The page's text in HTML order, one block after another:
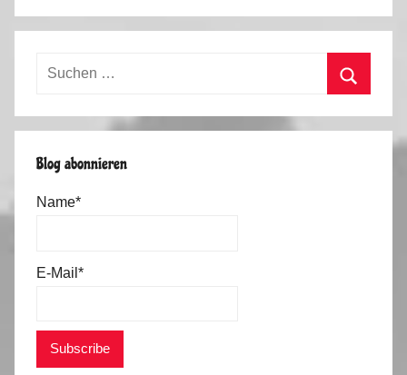
Suchen
Blog abonnieren
Name*
E-Mail*